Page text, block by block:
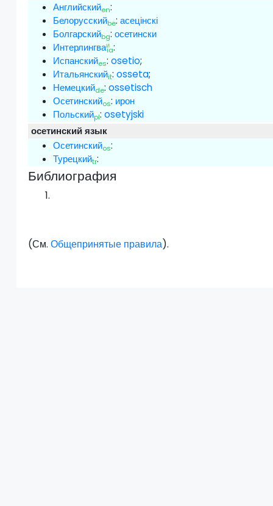
Английскийen:
Белорусскийbe:асецінскі
Болгарскийbg:осетински
Интерлингваи
ia:
Испанскийes:osetio;
Итальянскийit:osseta;
Немецкийde:ossetisch
Осетинскийos: ирон
Польскийpl:osetyjski
осетинский язык
Осетинскийos:
Турецкийtr:
Библиография
(См.Общепринятые правила).